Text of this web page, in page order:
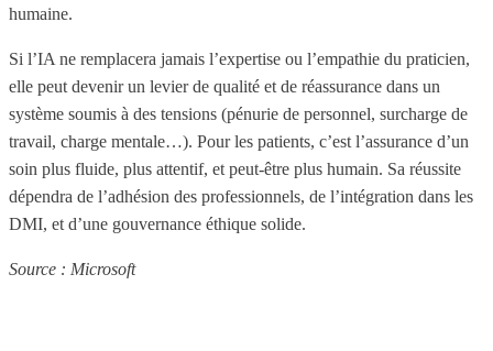
humaine.
Si l’IA ne remplacera jamais l’expertise ou l’empathie du praticien,
elle peut devenir un levier de qualité et de réassurance dans un
système soumis à des tensions (pénurie de personnel, surcharge de
travail, charge mentale…). Pour les patients, c’est l’assurance d’un
soin plus fluide, plus attentif, et peut‑être plus humain. Sa réussite
dépendra de l’adhésion des professionnels, de l’intégration dans les
DMI, et d’une gouvernance éthique solide.
Source : Microsoft